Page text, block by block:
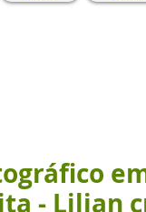
- Lilian